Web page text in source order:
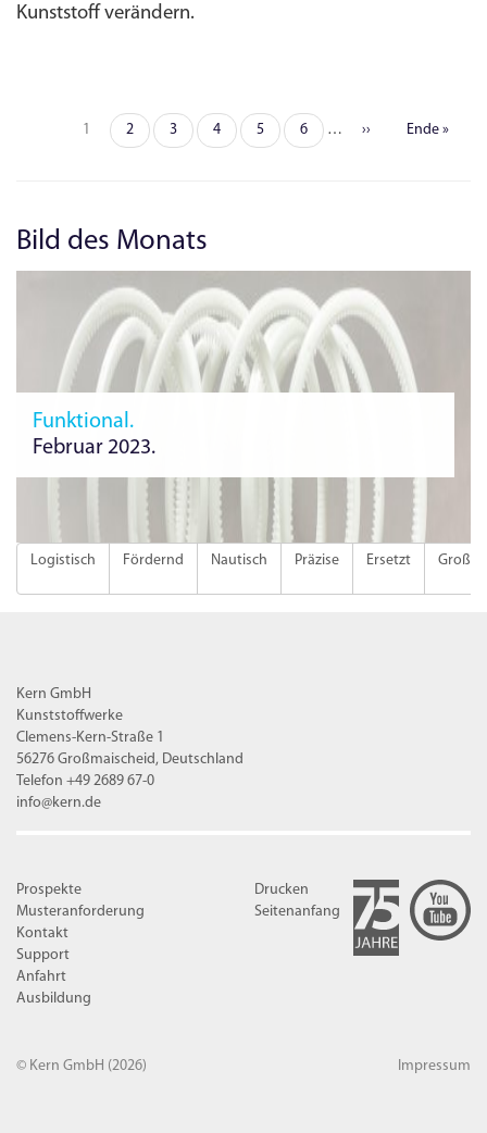
Kunststoff verändern.
Seitennummerierung
Seite
1 Seite
2 Seite
3 Seite
4 Seite
5 Seite
6 …
Nächste
››
Letzte
Ende »
Bild des Monats
Funktional.
Februar 2023.
Logistisch Fördernd Nautisch Präzise Ersetzt Groß
Kern GmbH
Kunststoffwerke
Clemens-Kern-Straße 1
56276 Großmaischeid, Deutschland
Telefon +49 2689 67-0
info@kern.de
Prospekte
Musteranforderung
Kontakt
Support
Anfahrt
Ausbildung
Drucken
Seitenanfang
© Kern GmbH (2026) Impressum